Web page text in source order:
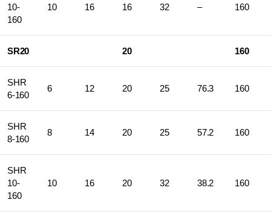
10-
160
10 16 16 32 – 160
SR20 20 160
SHR
6-160
6 12 20 25 76.3 160
SHR
8-160
8 14 20 25 57.2 160
SHR
10-
160
10 16 20 32 38.2 160